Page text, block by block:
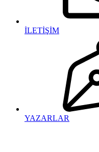
İLETİŞİM
YAZARLAR